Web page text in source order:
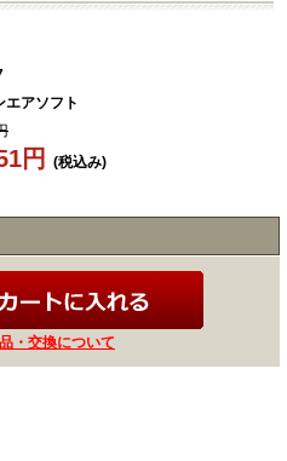
エアソフト
円
(税込み)
・交換について